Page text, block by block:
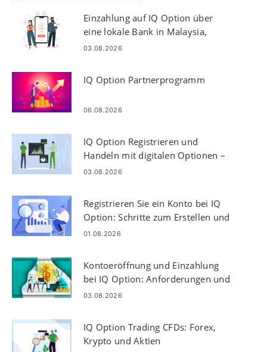
Einzahlung auf IQ Option über
eine lokale Bank in Malaysia,
Thailand und Laos
03.08.2026
IQ Option Partnerprogramm
06.08.2026
IQ Option Registrieren und
Handeln mit digitalen Optionen –
Kontoschritte
03.08.2026
Registrieren Sie ein Konto bei IQ
Option: Schritte zum Erstellen und
Aktivieren
01.08.2026
Kontoeröffnung und Einzahlung
bei IQ Option: Anforderungen und
Methoden
03.08.2026
IQ Option Trading CFDs: Forex,
Krypto und Aktien